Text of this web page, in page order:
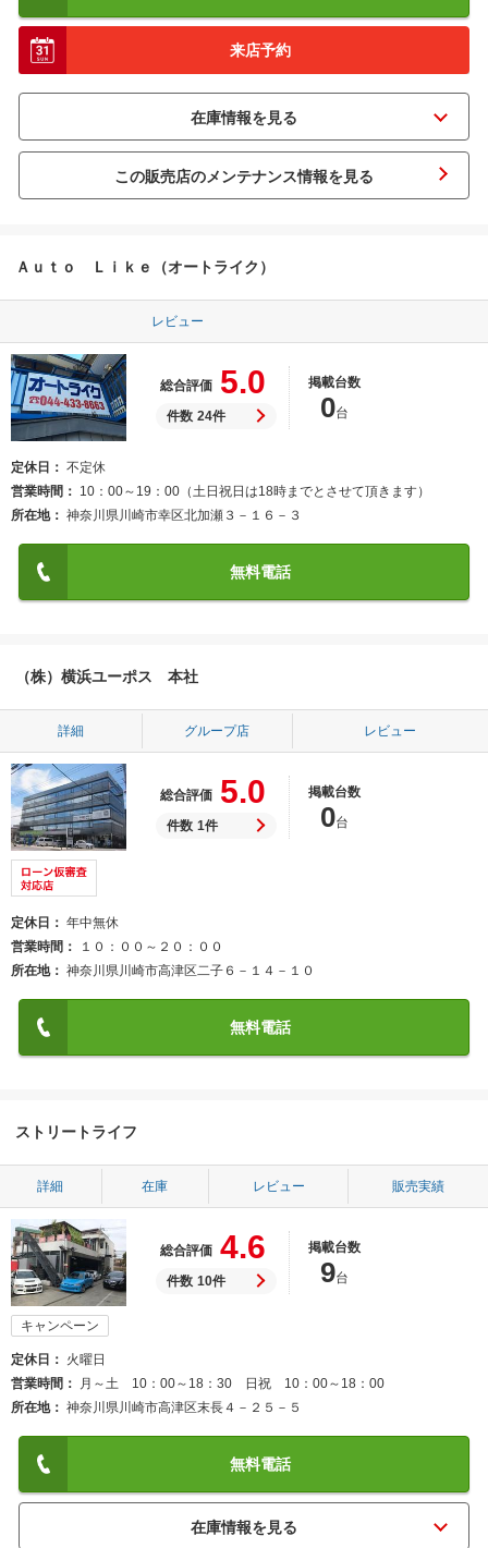
来店予約
この販売店のメンテナンス情報を見る
Ａｕｔｏ Ｌｉｋｅ（オートライク）
レビュー
総合評価 5.0
件数 24件
掲載台数
0台
定休日
不定休
営業時間
10：00～19：00（土日祝日は18時までとさせて頂きます）
所在地
神奈川県川崎市幸区北加瀬３－１６－３
無料電話
（株）横浜ユーポス 本社
詳細 グループ店 レビュー
総合評価 5.0
件数 1件
掲載台数
0台
定休日
年中無休
営業時間
１０：００～２０：００
所在地
神奈川県川崎市高津区二子６－１４－１０
無料電話
ストリートライフ
詳細 在庫 レビュー 販売実績
総合評価 4.6
件数 10件
掲載台数
9台
キャンペーン
定休日
火曜日
営業時間
月～土 10：00～18：30 日祝 10：00～18：00
所在地
神奈川県川崎市高津区末長４－２５－５
無料電話